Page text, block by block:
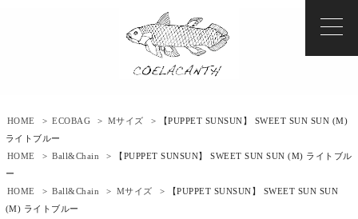
HOME > ECOBAG > Mサイズ
> 【PUPPET SUNSUN】 SWEET SUN SUN (M)
ライトブルー
HOME
> Ball&Chain
> 【PUPPET SUNSUN】 SWEET SUN SUN (M) ライトブル
ー
HOME
> Ball&Chain > Mサイズ
> 【PUPPET SUNSUN】 SWEET SUN SUN
(M) ライトブルー